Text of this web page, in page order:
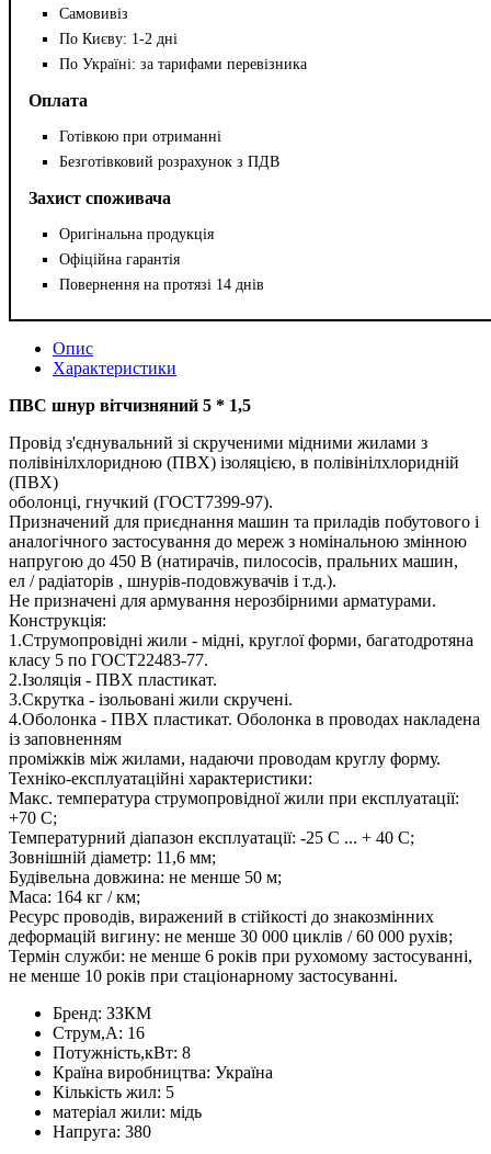
Самовивіз
По Києву: 1-2 дні
По Україні: за тарифами перевізника
Оплата
Готівкою при отриманні
Безготівковий розрахунок з ПДВ
Захист споживача
Оригінальна продукція
Офіційна гарантія
Повернення на протязі 14 днів
Опис
Характеристики
ПВС шнур вітчизняний 5 * 1,5
Провід з'єднувальний зі скрученими мідними жилами з
полівінілхлоридною (ПВХ) ізоляцією, в полівінілхлоридній
(ПВХ)
оболонці, гнучкий (ГОСТ7399-97).
Призначений для приєднання машин та приладів побутового і
аналогічного застосування до мереж з номінальною змінною
напругою до 450 В (натирачів, пилососів, пральних машин,
ел / радіаторів , шнурів-подовжувачів і т.д.).
Не призначені для армування нерозбірними арматурами.
Конструкція:
1.Струмопровідні жили - мідні, круглої форми, багатодротяна
класу 5 по ГОСТ22483-77.
2.Ізоляція - ПВХ пластикат.
3.Скрутка - ізольовані жили скручені.
4.Оболонка - ПВХ пластикат. Оболонка в проводах накладена
із заповненням
проміжків між жилами, надаючи проводам круглу форму.
Техніко-експлуатаційні характеристики:
Макс. температура струмопровідної жили при експлуатації:
+70 С;
Температурний діапазон експлуатації: -25 С ... + 40 С;
Зовнішній діаметр: 11,6 мм;
Будівельна довжина: не менше 50 м;
Маса: 164 кг / км;
Ресурс проводів, виражений в стійкості до знакозмінних
деформацій вигину: не менше 30 000 циклів / 60 000 рухів;
Термін служби: не менше 6 років при рухомому застосуванні,
не менше 10 років при стаціонарному застосуванні.
Бренд: ЗЗКМ
Струм,А: 16
Потужність,кВт: 8
Країна виробництва: Україна
Кількість жил: 5
матеріал жили: мідь
Напруга: 380